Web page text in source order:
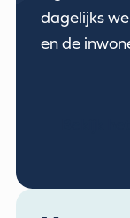
dagelijks
en de